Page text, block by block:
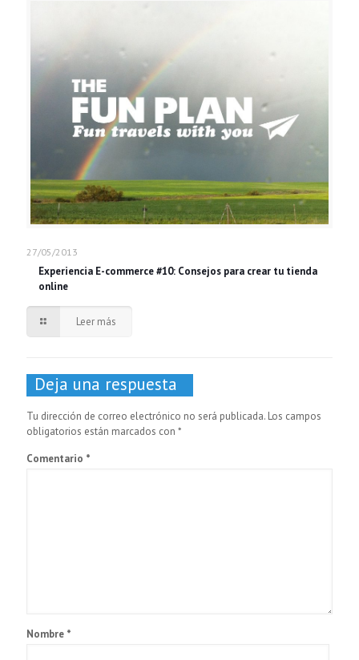
27/05/2013
Experiencia E-commerce #10: Consejos para crear tu tienda
online
Leer más
Deja una respuesta
Tu dirección de correo electrónico no será publicada. Los campos
obligatorios están marcados con *
Comentario *
Nombre *